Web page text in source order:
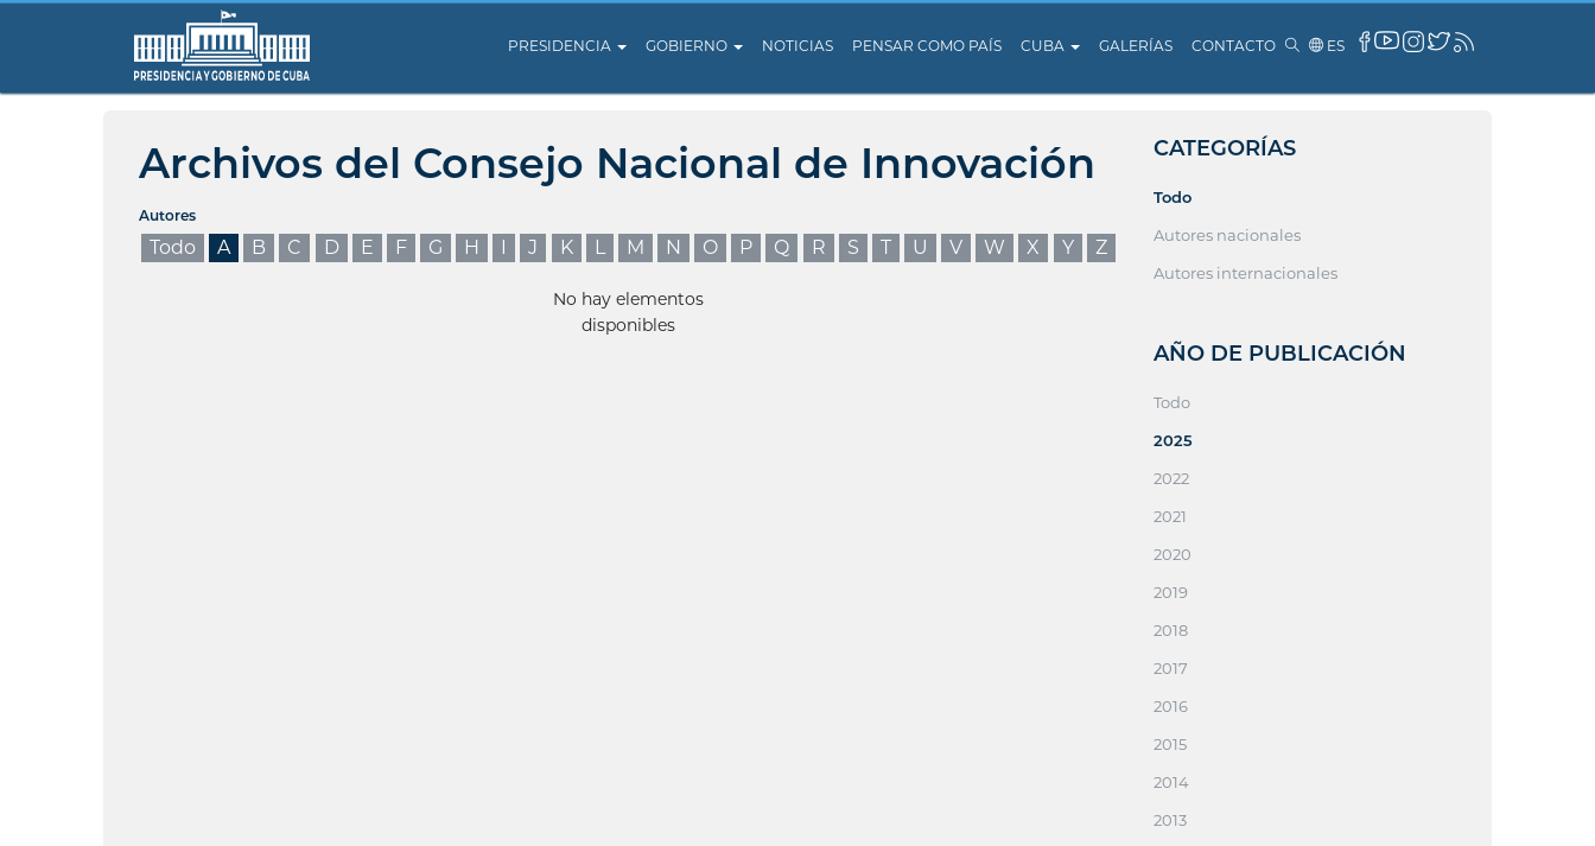
PRESIDENCIA GOBIERNO NOTICIAS PENSAR COMO PAÍS CUBA GALERÍAS CONTACTO ES
Archivos del Consejo Nacional de Innovación
Autores
Todo A B C D E F G H I J K L M N O P Q R S T U V W X Y Z
No hay elementos
disponibles
CATEGORÍAS
Todo
Autores nacionales
Autores internacionales
AÑO DE PUBLICACIÓN
Todo
2025
2022
2021
2020
2019
2018
2017
2016
2015
2014
2013